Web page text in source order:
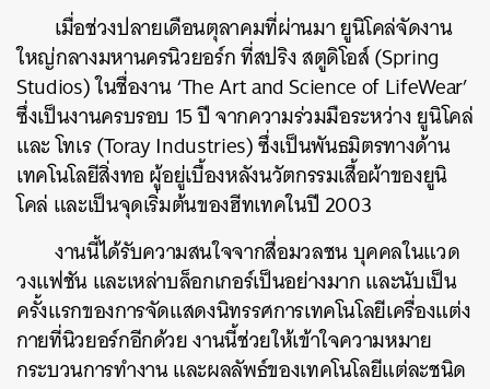
เมื่อช่วงปลายเดือนตุลาคมที่ผ่านมา ยูนิโคล่จัดงาน
ใหญ่กลางมหานครนิวยอร์ก ที่สปริง สตูดิโอส์ (Spring
Studios) ในชื่องาน ‘The Art and Science of LifeWear’
ซึ่งเป็นงานครบรอบ 15 ปี จากความร่วมมือระหว่าง ยูนิโคล่
และ โทเร (Toray Industries) ซึ่งเป็นพันธมิตรทางด้าน
เทคโนโลยีสิ่งทอ ผู้อยู่เบื้องหลังนวัตกรรมเสื้อผ้าของยูนิ
โคล่ และเป็นจุดเริ่มต้นของฮีทเทคในปี 2003
งานนี้ได้รับความสนใจจากสื่อมวลชน บุคคลในแวด
วงแฟชัน และเหล่าบล็อกเกอร์เป็นอย่างมาก และนับเป็น
ครั้งแรกของการจัดแสดงนิทรรศการเทคโนโลยีเครื่องแต่ง
กายที่นิวยอร์กอีกด้วย งานนี้ช่วยให้เข้าใจความหมาย
กระบวนการทำงาน และผลลัพธ์ของเทคโนโลยีแต่ละชนิด